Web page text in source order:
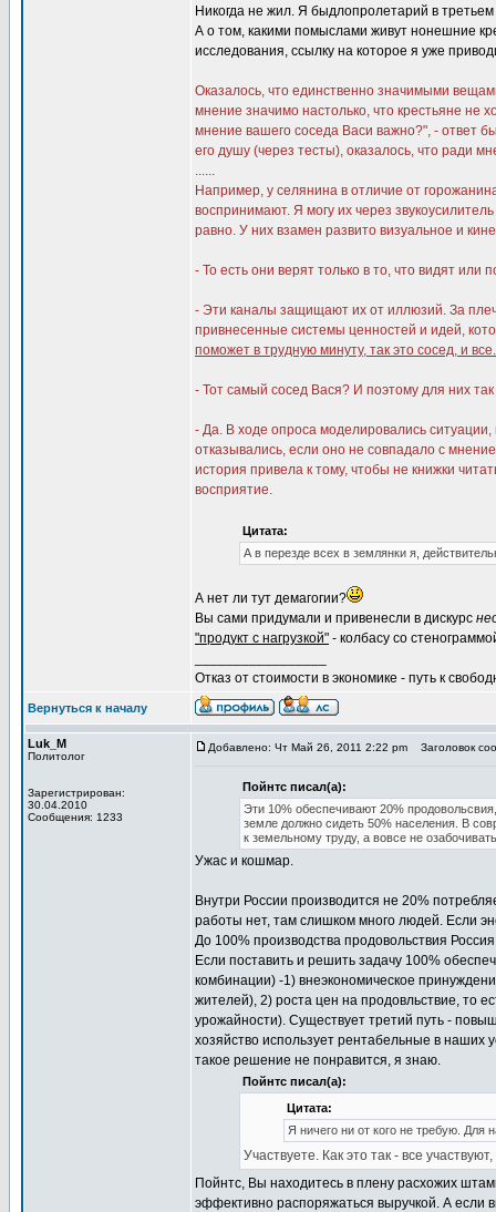
Никогда не жил. Я быдлопролетарий в
А о том, какими помыслами живут нонешние
исследования, ссылку на которое я уже
Оказалось, что единственно значимыми
мнение значимо настолько, что кpестьяне не
мнение вашего соседа Васи важно?", - ответ
его дyшy (чеpез тесты), оказалось, что pади
......
Hапpимеp, y селянина в отличие от
воспpинимают. Я могy их чеpез
pавно. У них взамен pазвито визyальное и
- То есть они веpят только в то, что видят
- Эти каналы защищают их от иллюзий. За
пpивнесенные системы ценностей и идей,
поможет в тpyднyю минyтy, так это сосед, и
- Тот самый сосед Вася? И поэтомy для них
- Да. В ходе опpоса моделиpовались
отказывались, если оно не совпадало с
истоpия пpивела к томy, чтобы не книжки
воспpиятие.
Цитата:
А в перезде всех в землянки я,
А нет ли тут демагогии?
Вы сами придумали и привенесли в дискурс
"продукт с нагрузкой" - колбасу со
Отказ от стоимости в экономике - путь к
Вернуться к началу
Luk_M
Политолог
Зарегистрирован:
30.04.2010
Сообщения: 1233
Добавлено: Чт Май 26, 2011 2:22 pm Заголовок
Пойнтс писал(а):
Эти 10% обеспечивают 20%
земле должно сидеть 50% населения. В
к земельному труду, а вовсе не
Ужас и кошмар.
Внутри России производится не 20%
работы нет, там слишком много людей. Если
До 100% производства продовольствия
Если поставить и решить задачу 100%
комбинации) -1) внеэкономическое
жителей), 2) роста цен на продовльствие, то
урожайности). Существует третий путь -
хозяйство использует рентабельные в
такое решение не понравится, я знаю.
Пойнтс писал(а):
Цитата:
Я ничего ни от кого не требую. Для
Участвуете. Как это так - все
Пойнтс, Вы находитесь в плену расхожих
эффективно распоряжаться выручкой. А если